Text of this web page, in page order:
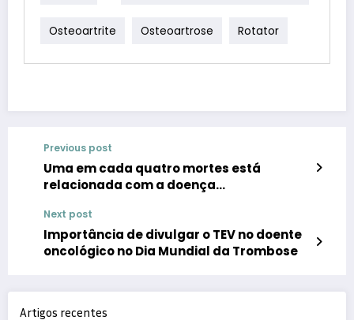
Osteoartrite Osteoartrose Rotator
Previous post
Uma em cada quatro mortes está
relacionada com a doença
Next post
Importância de divulgar o TEV no doente
oncológico no Dia Mundial da Trombose
Artigos recentes